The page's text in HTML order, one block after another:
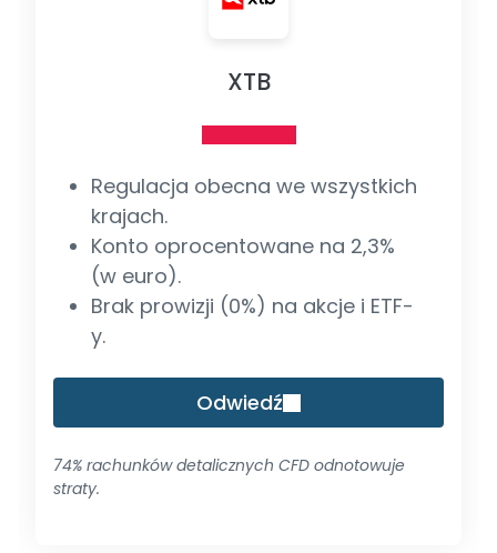
XTB
Regulacja obecna we wszystkich
krajach.
Konto oprocentowane na 2,3%
(w euro).
Brak prowizji (0%) na akcje i ETF-
y.
Odwiedź
74% rachunków detalicznych CFD odnotowuje
straty.